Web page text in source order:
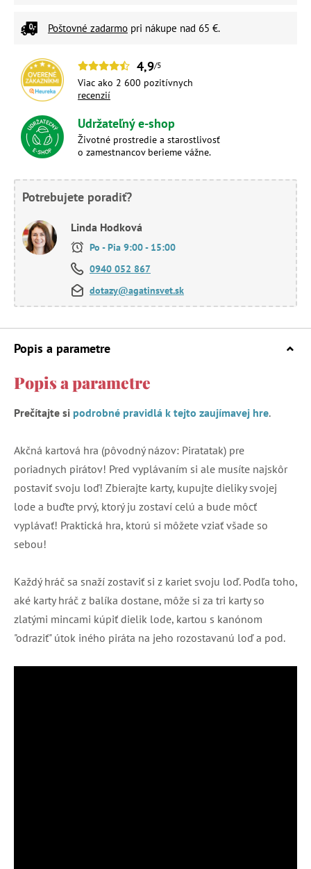
Poštovné zadarmo pri nákupe nad 65 €.
4,9/5
Viac ako 2 600 pozitívnych
recenzií
Udržateľný e-shop
Životné prostredie a starostlivosť
o zamestnancov berieme vážne.
Potrebujete poradiť?
Linda Hodková
Po - Pia 9:00 - 15:00
0940 052 867
dotazy@agatinsvet.sk
Popis a parametre
Popis a parametre
Prečítajte si podrobné pravidlá k tejto zaujímavej hre.
Akčná kartová hra (pôvodný názov: Piratatak) pre
poriadnych pirátov! Pred vyplávaním si ale musíte najskôr
postaviť svoju loď! Zbierajte karty, kupujte dieliky svojej
lode a buďte prvý, ktorý ju zostaví celú a bude môcť
vyplávať! Praktická hra, ktorú si môžete vziať všade so
sebou!
Každý hráč sa snaží zostaviť si z kariet svoju loď. Podľa toho,
aké karty hráč z balíka dostane, môže si za tri karty so
zlatými mincami kúpiť dielik lode, kartou s kanónom
"odraziť" útok iného piráta na jeho rozostavanú loď a pod.